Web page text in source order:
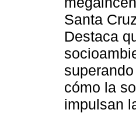
Santa
Destaca
cómo la
impulsan